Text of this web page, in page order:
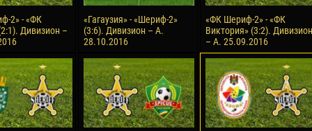
2» - «ФК
Дивизион –
«Гагаузия» - «Шериф-2»
(3:6). Дивизион – А.
28.10.2016
«ФК Шериф-2» - «ФК
Виктория» (3:2). Дивизион
– А. 25.09.2016